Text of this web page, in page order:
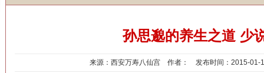
孙思邈的养生之道 少
来源：西安万寿八仙宫 作者： 发布时间：2015-